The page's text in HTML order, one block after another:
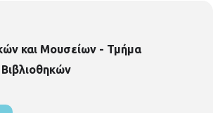
και Μουσείων - Τμήμα